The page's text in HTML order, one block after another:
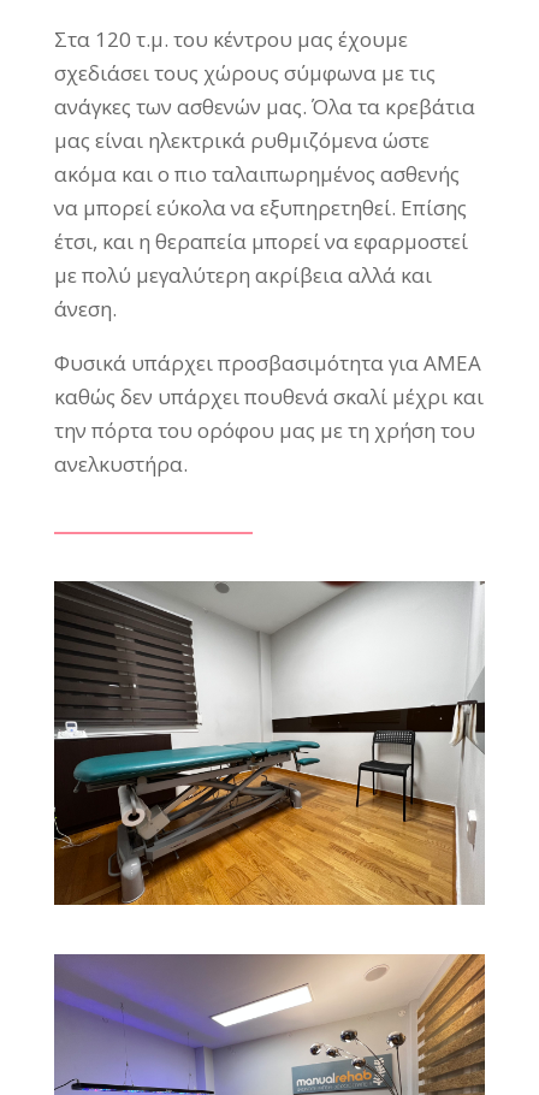
Στα 120 τ.μ. του κέντρου μας έχουμε
σχεδιάσει τους χώρους σύμφωνα με τις
ανάγκες των ασθενών μας. Όλα τα κρεβάτια
μας είναι ηλεκτρικά ρυθμιζόμενα ώστε
ακόμα και ο πιο ταλαιπωρημένος ασθενής
να μπορεί εύκολα να εξυπηρετηθεί. Επίσης
έτσι, και η θεραπεία μπορεί να εφαρμοστεί
με πολύ μεγαλύτερη ακρίβεια αλλά και
άνεση.
Φυσικά υπάρχει προσβασιμότητα για ΑΜΕΑ
καθώς δεν υπάρχει πουθενά σκαλί μέχρι και
την πόρτα του ορόφου μας με τη χρήση του
ανελκυστήρα.